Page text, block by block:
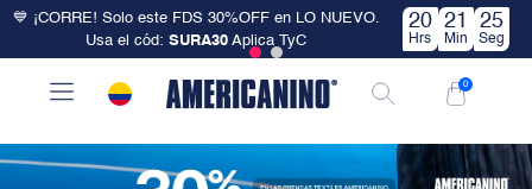
💙 ¡CORRE! Solo este FDS 30%OFF en LO NUEVO.
Usa el cód:SURA30 Aplica TyC
20
Hrs
21
Min
24
Seg
0